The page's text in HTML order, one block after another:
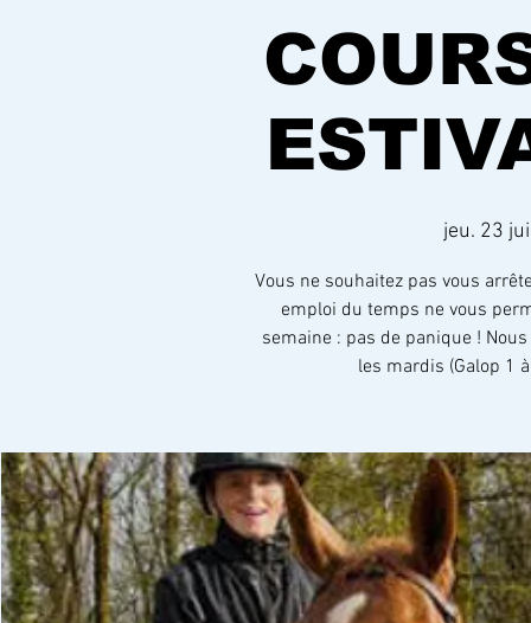
jeu. 23
Vous ne souhaitez pas vous
emploi du temps ne vous
semaine : pas de panique !
les mardis (Galop 1